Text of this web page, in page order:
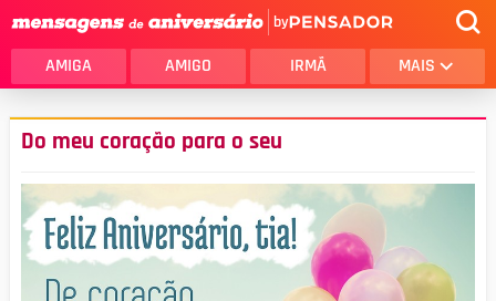
by
AMIGA AMIGO IRMÃ MAIS
Do meu coração para o seu